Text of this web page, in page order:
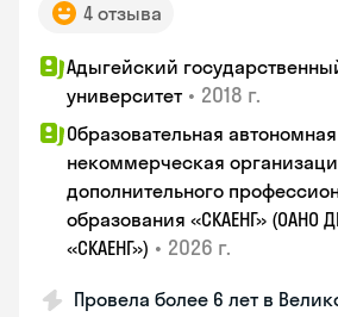
4 отзыва
Адыгейский
университет • 2018 г.
Образовательная автономная
некоммерческая
дополнительного
образования «СКАЕНГ» (ОАНО
«СКАЕНГ») • 2026 г.
Провела более 6 лет в